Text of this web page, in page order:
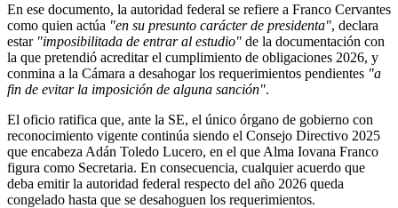
En ese documento, la autoridad federal se refiere a Franco Cervantes
como quien actúa "en su presunto carácter de presidenta", declara
estar "imposibilitada de entrar al estudio" de la documentación con
la que pretendió acreditar el cumplimiento de obligaciones 2026, y
conmina a la Cámara a desahogar los requerimientos pendientes "a
fin de evitar la imposición de alguna sanción".
El oficio ratifica que, ante la SE, el único órgano de gobierno con
reconocimiento vigente continúa siendo el Consejo Directivo 2025
que encabeza Adán Toledo Lucero, en el que Alma Iovana Franco
figura como Secretaria. En consecuencia, cualquier acuerdo que
deba emitir la autoridad federal respecto del año 2026 queda
congelado hasta que se desahoguen los requerimientos.